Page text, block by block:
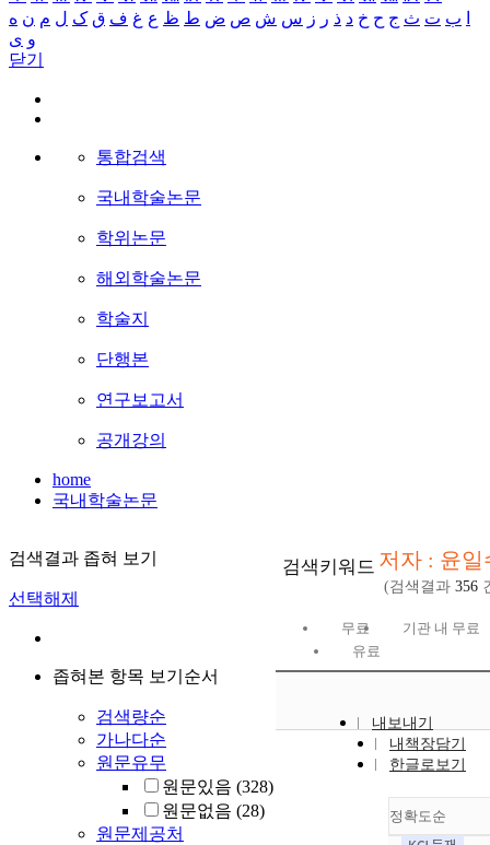
ب ت ث ج ح خ د ذ ر ز س ش ص ض ط ظ ع غ ف ق ک ل م ن ه
و ی
닫기
통합검색
국내학술논문
학위논문
해외학술논문
학술지
단행본
연구보고서
공개강의
home
국내학술논문
검색결과 좁혀 보기
선택해제
좁혀본 항목 보기순서
검색량순
가나다순
원문유무
원문있음 (328)
원문없음 (28)
원문제공처
검색키워드 저자 : 윤일
(검색결과 356
무료
기관 내 무료
유료
내보내기
내책장담기
한글로보기
정확도순